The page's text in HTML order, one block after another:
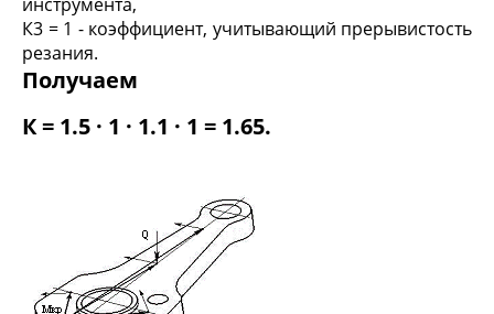
К3 = 1 - коэффициент, учитывающий прерывистость
резания.
Получаем
К = 1.5 · 1 · 1.1 · 1 = 1.65.